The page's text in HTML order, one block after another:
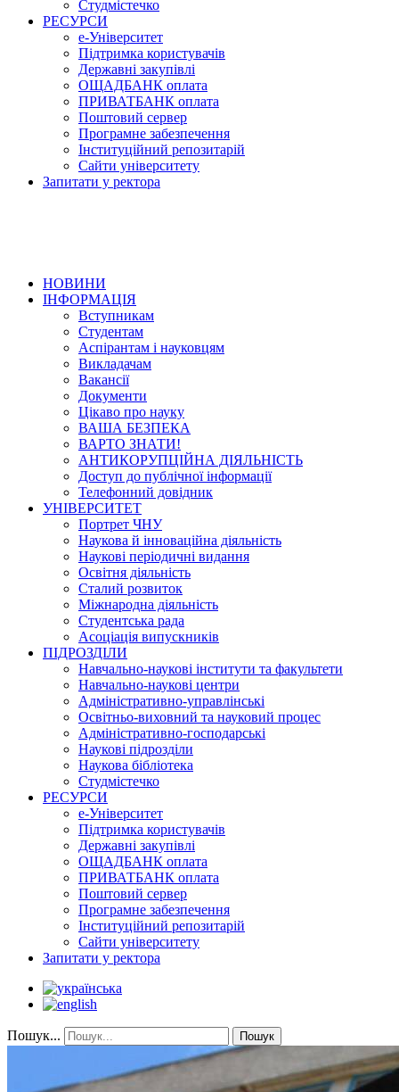
Студмістечко
РЕСУРСИ
е-Університет
Підтримка користувачів
Державні закупівлі
ОЩАДБАНК оплата
ПРИВАТБАНК оплата
Поштовий сервер
Програмне забезпечення
Інституційний репозитарій
Сайти університету
Запитати у ректора
НОВИНИ
ІНФОРМАЦІЯ
Вступникам
Студентам
Аспірантам і науковцям
Викладачам
Вакансії
Документи
Цікаво про науку
ВАША БЕЗПЕКА
ВАРТО ЗНАТИ!
АНТИКОРУПЦІЙНА ДІЯЛЬНІСТЬ
Доступ до публічної інформації
Телефонний довідник
УНІВЕРСИТЕТ
Портрет ЧНУ
Наукова й інноваційна діяльність
Наукові періодичні видання
Освітня діяльність
Сталий розвиток
Міжнародна діяльність
Студентська рада
Асоціація випускників
ПІДРОЗДІЛИ
Навчально-наукові інститути та факультети
Навчально-наукові центри
Адміністративно-управлінські
Освітньо-виховний та науковий процес
Адміністративно-господарські
Наукові підрозділи
Наукова бібліотека
Студмістечко
РЕСУРСИ
е-Університет
Підтримка користувачів
Державні закупівлі
ОЩАДБАНК оплата
ПРИВАТБАНК оплата
Поштовий сервер
Програмне забезпечення
Інституційний репозитарій
Сайти університету
Запитати у ректора
Пошук... Пошук